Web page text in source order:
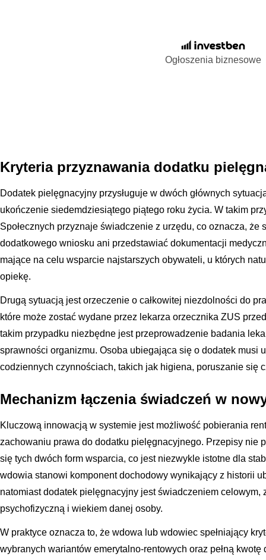
Ogłoszenia biznesowe
Kryteria przyznawania dodatku
Dodatek pielęgnacyjny przysługuje w dwóch głównych
ukończenie siedemdziesiątego piątego roku życia. W takim
Społecznych przyznaje świadczenie z urzędu, co oznacza, że
dodatkowego wniosku ani przedstawiać dokumentacji
mające na celu wsparcie najstarszych obywateli, u których
opiekę.
Drugą sytuacją jest orzeczenie o całkowitej niezdolności do
które może zostać wydane przez lekarza orzecznika ZUS
takim przypadku niezbędne jest przeprowadzenie badania
sprawności organizmu. Osoba ubiegająca się o dodatek musi
codziennych czynnościach, takich jak higiena, poruszanie się
Mechanizm łączenia świadczeń w
Kluczową innowacją w systemie jest możliwość pobierania
zachowaniu prawa do dodatku pielęgnacyjnego. Przepisy nie
się tych dwóch form wsparcia, co jest niezwykle istotne dla
wdowia stanowi komponent dochodowy wynikający z historii
natomiast dodatek pielęgnacyjny jest świadczeniem
psychofizyczną i wiekiem danej osoby.
W praktyce oznacza to, że wdowa lub wdowiec spełniający
wybranych wariantów emerytalno-rentowych oraz pełną